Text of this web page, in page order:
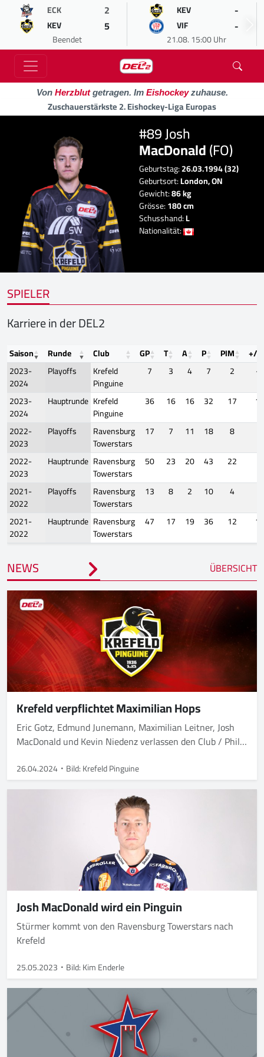
ECK 2
KEV 5
Beendet
KEV -
VIF -
21.08. 15:00 Uhr
Von Herzblutgetragen. Im Eishockeyzuhause.
Zuschauerstärkste 2. Eishockey-Liga Europas
#89 Josh
MacDonald(FO)
Geburtstag:26.03.1994 (32)
Geburtsort:London, ON
Gewicht:86 kg
Grösse:180 cm
Schusshand:L
Nationalität:
SPIELER
Karriere in der DEL2
Saison Runde Club GP T A P PIM
+/-
2023-
2024
Playoffs
Krefeld
Pinguine
7 3 4 7 2
-2
2023-
2024
Hauptrunde Krefeld
Pinguine
36 16 16 32 17
11
2022-
2023
Playoffs
Ravensburg
Towerstars
17 7 11 18 8
2022-
2023
Hauptrunde Ravensburg
Towerstars
50 23 20 43 22
2021-
2022
Playoffs
Ravensburg
Towerstars
13 8 2 10 4
2021-
2022
Hauptrunde Ravensburg
Towerstars
47 17 19 36 12 13
NEWS ÜBERSICHT
Krefeld verpflichtet Maximilian Hops
Eric Gotz, Edmund Junemann, Maximilian Leitner, Josh
MacDonald und Kevin Niedenz verlassen den Club / Philip
26.04.2024 Bild: Krefeld Pinguine
Josh MacDonald wird ein Pinguin
Stürmer kommt von den Ravensburg Towerstars nach
Krefeld
25.05.2023 Bild: Kim Enderle